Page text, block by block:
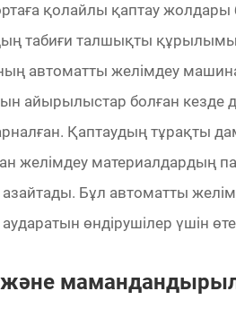
қолайлы қаптау
табиғи талшықты құрылымы
автоматты желімдеу
айырылыстар болған кезде
Қаптаудың тұрақты
желімдеу материалдардың
Бұл автоматты
өндірушілер үшін өте